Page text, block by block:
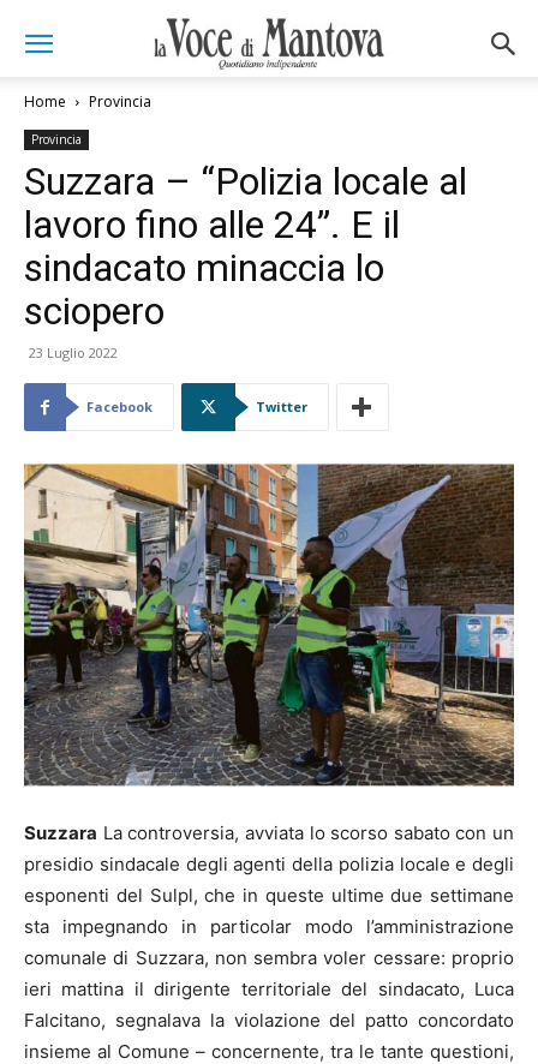
Home Provincia
Provincia
Suzzara – “Polizia locale al
lavoro fino alle 24”. E il
sindacato minaccia lo
sciopero
23 Luglio 2022
Facebook Twitter
Suzzara La controversia, avviata lo scorso sabato con un
presidio sindacale degli agenti della polizia locale e degli
esponenti del Sulpl, che in queste ultime due settimane
sta impegnando in particolar modo l’amministrazione
comunale di Suzzara, non sembra voler cessare: proprio
ieri mattina il dirigente territoriale del sindacato, Luca
Falcitano, segnalava la violazione del patto concordato
insieme al Comune – concernente, tra le tante questioni,